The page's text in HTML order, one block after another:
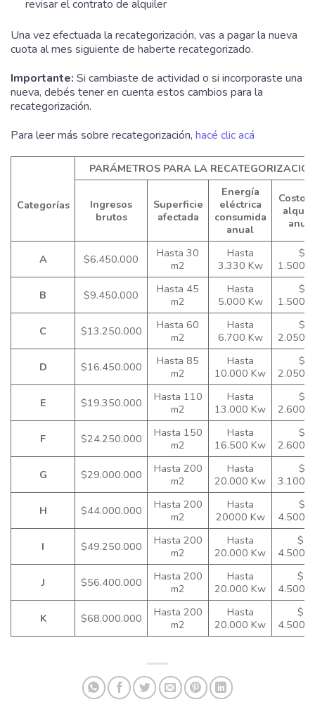
revisar el contrato de alquiler
Una vez efectuada la recategorización, vas a pagar la nueva
cuota al mes siguiente de haberte recategorizado.
Importante: Si cambiaste de actividad o si incorporaste una
nueva, debés tener en cuenta estos cambios para la
recategorización.
Para leer más sobre recategorización, hacé clic acá
Categorías
PARÁMETROS PARA LA
Ingresos
brutos
Superficie
afectada
Energía
eléctrica
consumida
anual
Costo
anual
A $6.450.000
Hasta 30
m2
Hasta
3.330 Kw
$
B $9.450.000
Hasta 45
m2
Hasta
5.000 Kw
$
C $13.250.000
Hasta 60
m2
Hasta
6.700 Kw
$
D $16.450.000
Hasta 85
m2
Hasta
10.000 Kw
$
E $19.350.000
Hasta 110
m2
Hasta
13.000 Kw
$
F $24.250.000
Hasta 150
m2
Hasta
16.500 Kw
$
G $29.000.000
Hasta 200
m2
Hasta
20.000 Kw
$
H $44.000.000
Hasta 200
m2
Hasta
20000 Kw
$
I $49.250.000
Hasta 200
m2
Hasta
20.000 Kw
$
J $56.400.000
Hasta 200
m2
Hasta
20.000 Kw
$
K $68.000.000
Hasta 200
m2
Hasta
20.000 Kw
$